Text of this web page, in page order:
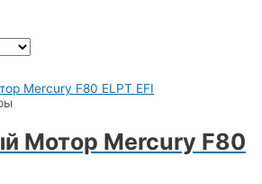
Мотор Mercury F80